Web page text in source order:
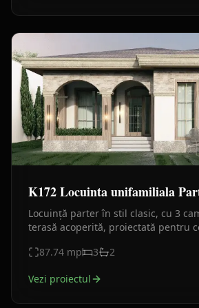
K172 Locuinta unifamiliala
Locuință parter în stil clasic, cu 3
terasă acoperită, proiectată pentru
87.74 mp 3 2
Vezi proiectul